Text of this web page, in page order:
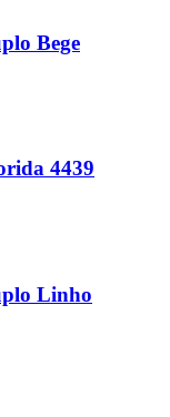
Bege
4439
Linho